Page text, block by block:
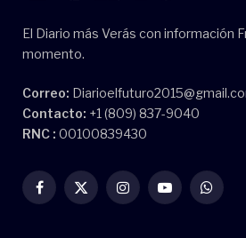
El Diario más Verás con información
momento.
Correo:
Contacto: +1 (809) 837-9040
RNC : 00100839430
Facebook
X
InstagramYouTube